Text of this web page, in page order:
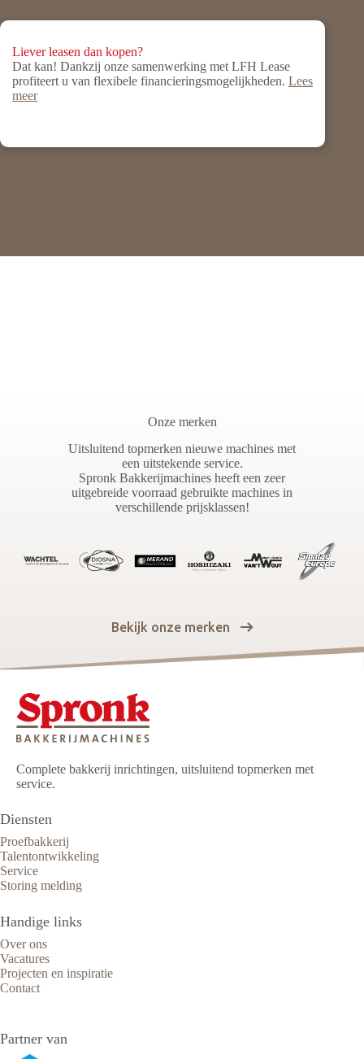
Liever leasen dan kopen?
Dat kan! Dankzij onze samenwerking met LFH Lease
profiteert u van flexibele financieringsmogelijkheden. Lees
meer
Onze merken
Uitsluitend topmerken nieuwe machines met
een uitstekende service.
Spronk Bakkerijmachines heeft een zeer
uitgebreide voorraad gebruikte machines in
verschillende prijsklassen!
Bekijk onze merken
Complete bakkerij inrichtingen, uitsluitend topmerken met
service.
Diensten
Proefbakkerij
Talentontwikkeling
Service
Storing melding
Handige links
Over ons
Vacatures
Projecten en inspiratie
Contact
Partner van